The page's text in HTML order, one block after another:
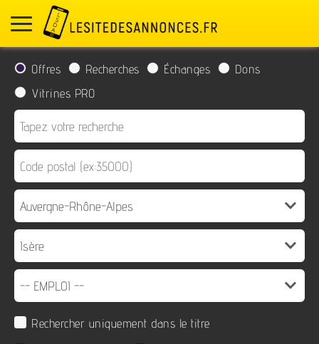
Offres Recherches Échanges
Dons
Vitrines PRO
Rechercher uniquement dans le titre